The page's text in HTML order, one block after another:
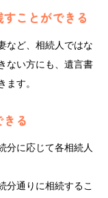
など、相続人ではな
ない方にも、遺言書
す。
分に応じて各相続人
分通りに相続するこ